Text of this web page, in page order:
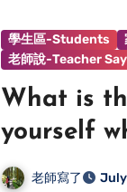
學生區-Students
老師說-Teacher
What is
yourself
老師寫了